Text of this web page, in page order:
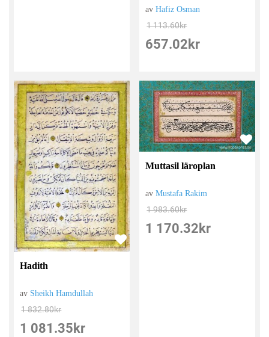
avHafiz Osman
1 113.60kr
657.02 kr
Hadith
av Sheikh Hamdullah
1 832.80kr
1 081.35 kr
Muttasil läroplan
avMustafa Rakim
1 983.60kr
1 170.32 kr